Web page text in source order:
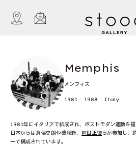
Memphis
メンフィス
1981 - 1988 Italy
1981年にイタリアで結成され、ポストモダン運動を提
日本からは倉俣史朗や磯崎新、 梅田正徳らが参加し、
ーで構成されています。